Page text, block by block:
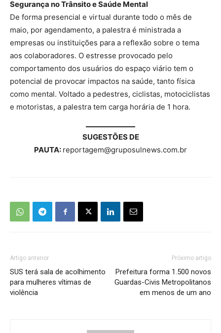
Segurança no Trânsito e Saúde Mental
De forma presencial e virtual durante todo o mês de
maio, por agendamento, a palestra é ministrada a
empresas ou instituições para a reflexão sobre o tema
aos colaboradores. O estresse provocado pelo
comportamento dos usuários do espaço viário tem o
potencial de provocar impactos na saúde, tanto física
como mental. Voltado a pedestres, ciclistas, motociclistas
e motoristas, a palestra tem carga horária de 1 hora.
SUGESTÕES DE
PAUTA: reportagem@gruposulnews.com.br
Artigo anterior
SUS terá sala de acolhimento
para mulheres vítimas de
violência
Próximo artigo
Prefeitura forma 1.500 novos
Guardas-Civis Metropolitanos
em menos de um ano